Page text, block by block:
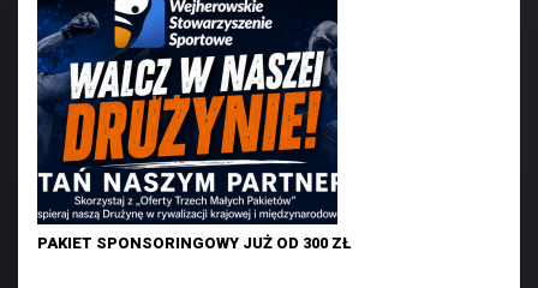
PAKIET SPONSORINGOWY JUŻ OD 300 ZŁ